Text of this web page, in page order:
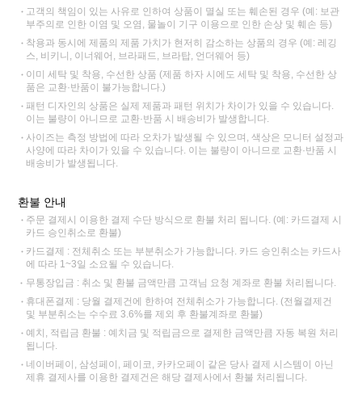
고객의 책임이 있는 사유로 인하여 상품이 멸실 또는 훼손된 경우 (예: 보관
부주의로 인한 이염 및 오염, 물놀이 기구 이용으로 인한 손상 및 훼손 등)
착용과 동시에 제품의 제품 가치가 현저히 감소하는 상품의 경우 (예: 레깅
스, 비키니, 이너웨어, 브라패드, 브라탑, 언더웨어 등)
이미 세탁 및 착용, 수선한 상품 (제품 하자 시에도 세탁 및 착용, 수선한 상
품은 교환·반품이 불가능합니다.)
패턴 디자인의 상품은 실제 제품과 패턴 위치가 차이가 있을 수 있습니다.
이는 불량이 아니므로 교환·반품 시 배송비가 발생합니다.
사이즈는 측정 방법에 따라 오차가 발생될 수 있으며, 색상은 모니터 설정과
사양에 따라 차이가 있을 수 있습니다. 이는 불량이 아니므로 교환·반품 시
배송비가 발생됩니다.
환불 안내
주문 결제시 이용한 결제 수단 방식으로 환불 처리 됩니다. (예: 카드결제 시
카드 승인취소로 환불)
카드결제 : 전체취소 또는 부분취소가 가능합니다. 카드 승인취소는 카드사
에 따라 1~3일 소요될 수 있습니다.
무통장입금 : 취소 및 환불 금액만큼 고객님 요청 계좌로 환불 처리됩니다.
휴대폰결제 : 당월 결제건에 한하여 전체취소가 가능합니다. (전월결제건
및 부분취소는 수수료 3.6%를 제외 후 환불계좌로 환불)
예치, 적립금 환불 : 예치금 및 적립금으로 결제한 금액만큼 자동 복원 처리
됩니다.
네이버페이, 삼성페이, 페이코, 카카오페이 같은 당사 결제 시스템이 아닌
제휴 결제사를 이용한 결제건은 해당 결제사에서 환불 처리됩니다.